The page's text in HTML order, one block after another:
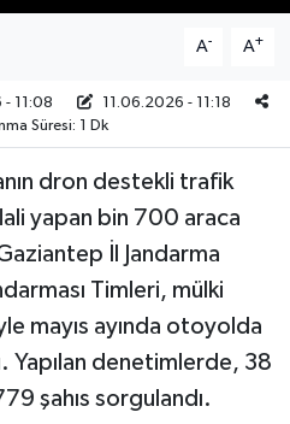
A- A+
- 11:08
11.06.2026 - 11:18
Süresi: 1 Dk
dron destekli trafik
yapan bin 700 araca
İl Jandarma
Timleri, mülki
mayıs ayında otoyolda
Yapılan denetimlerde, 38
şahıs sorgulandı.